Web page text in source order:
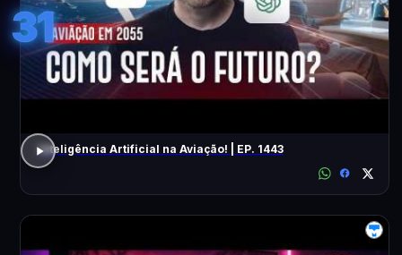
31
Inteligência Artificial na Aviação! | EP. 1443